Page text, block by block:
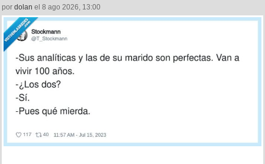
por dolan el 8 ago 2026, 13:00